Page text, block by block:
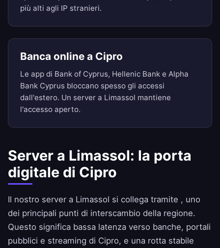
più alti agli IP stranieri.
Banca online a Cipro
Le app di Bank of Cyprus, Hellenic Bank e Alpha
Bank Cyprus bloccano spesso gli accessi
dall'estero. Un server a Limassol mantiene
l'accesso aperto.
Server a Limassol: la porta
digitale di Cipro
Il nostro server a Limassol si collega tramite , uno
dei principali punti di interscambio della regione.
Questo significa bassa latenza verso banche, portali
pubblici e streaming di Cipro, e una rotta stabile